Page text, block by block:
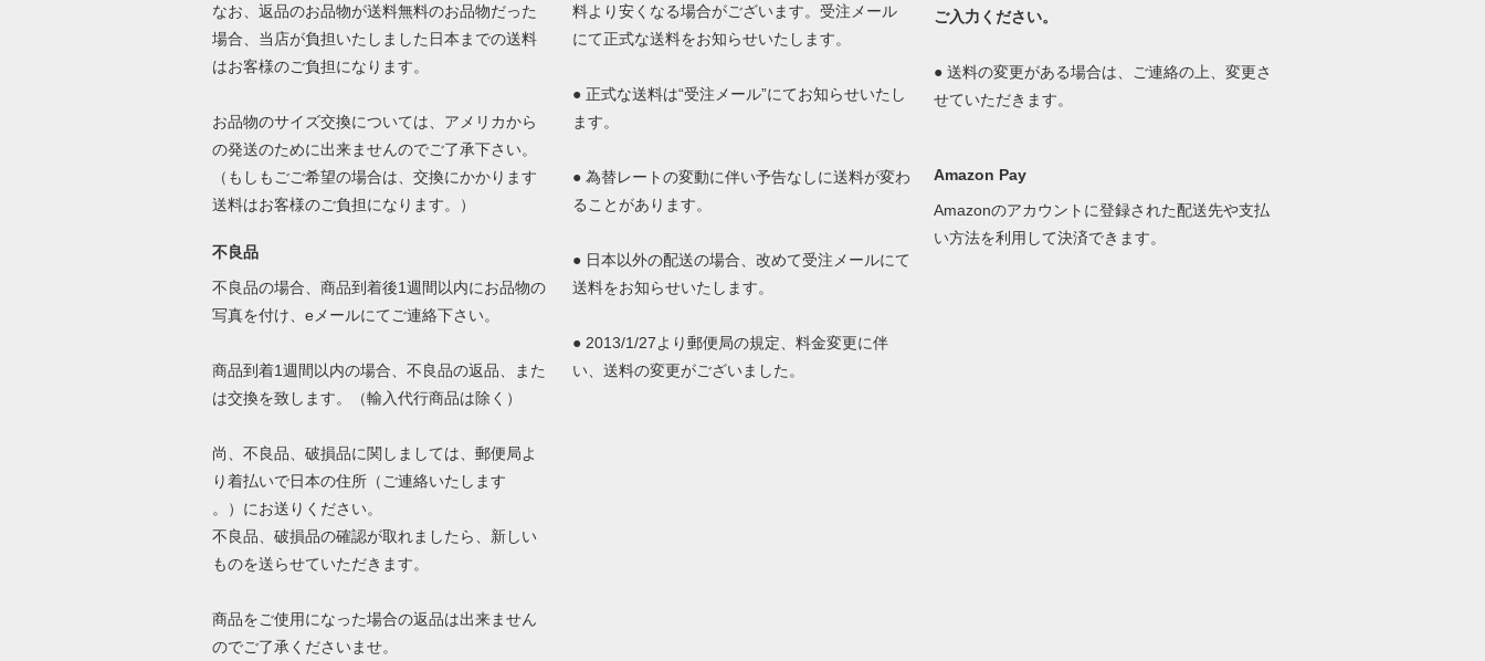
なお、返品のお品物が送料無料のお品物だった
場合、当店が負担いたしました日本までの送料
はお客様のご負担になります。
お品物のサイズ交換については、アメリカから
の発送のために出来ませんのでご了承下さい。
（もしもごご希望の場合は、交換にかかります
送料はお客様のご負担になります。）
不良品
不良品の場合、商品到着後1週間以内にお品物の
写真を付け、eメールにてご連絡下さい。
商品到着1週間以内の場合、不良品の返品、また
は交換を致します。（輸入代行商品は除く）
尚、不良品、破損品に関しましては、郵便局よ
り着払いで日本の住所（ご連絡いたします
。）にお送りください。
不良品、破損品の確認が取れましたら、新しい
ものを送らせていただきます。
商品をご使用になった場合の返品は出来ません
のでご了承くださいませ。
料より安くなる場合がございます。受注メール
にて正式な送料をお知らせいたします。
● 正式な送料は“受注メール”にてお知らせいたし
ます。
● 為替レートの変動に伴い予告なしに送料が変わ
ることがあります。
● 日本以外の配送の場合、改めて受注メールにて
送料をお知らせいたします。
● 2013/1/27より郵便局の規定、料金変更に伴
い、送料の変更がございました。
ご入力ください。
● 送料の変更がある場合は、ご連絡の上、変更さ
せていただきます。
Amazon Pay
Amazonのアカウントに登録された配送先や支払
い方法を利用して決済できます。